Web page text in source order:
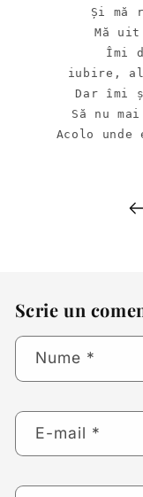
Și mă
Mă
Îmi
iubire,
Dar îmi
Să nu
Acolo unde
Scrie un
Nume *
E-mail *